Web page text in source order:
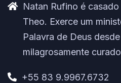
Natan Rufino é
Theo. Exerce um
Palavra de Deus
milagrosamente
+55 83 9.9967.6732